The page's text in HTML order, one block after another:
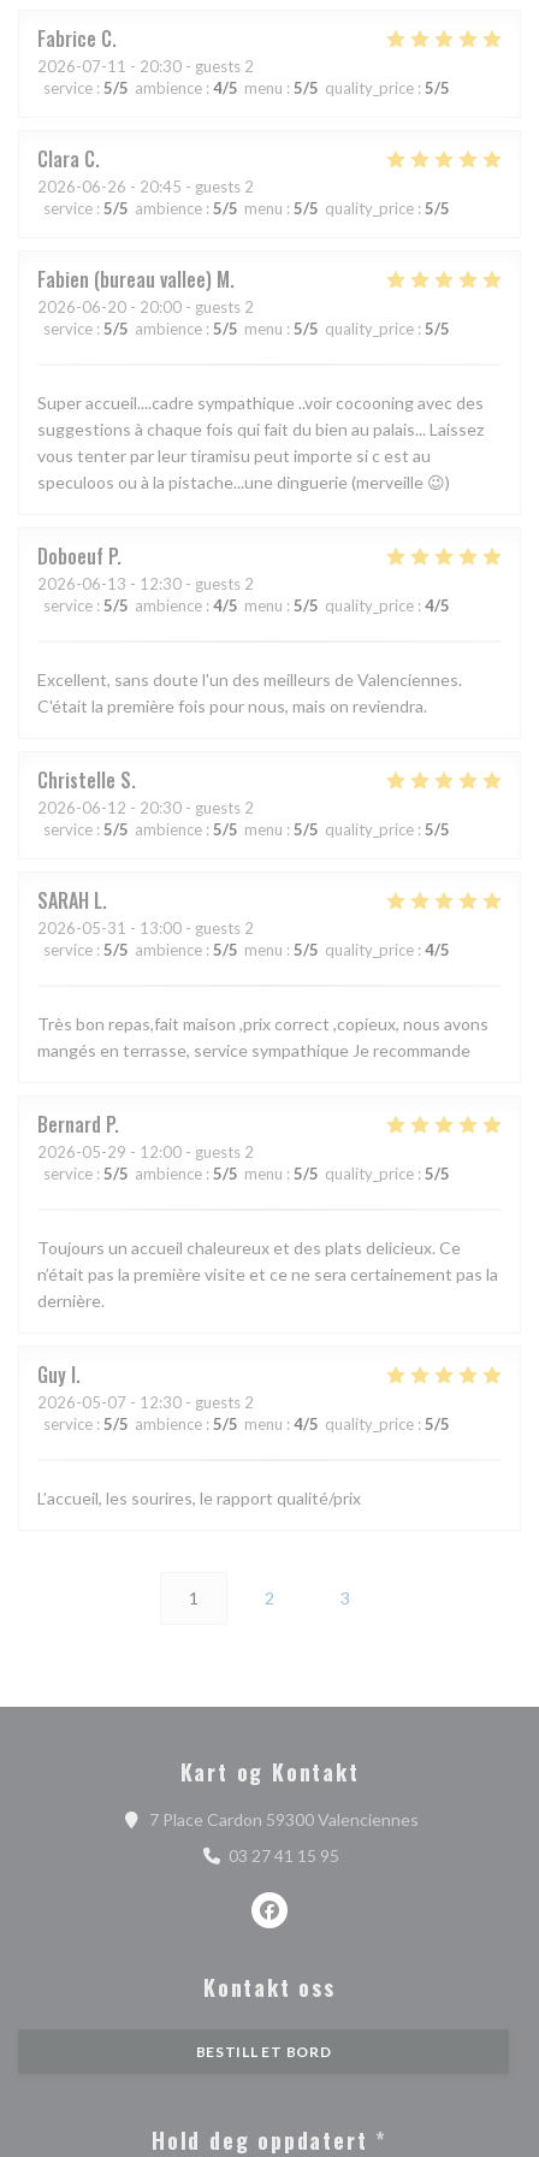
Fabrice C
2026-07-11 - 20:30 - guests 2
service : 5/5 ambience : 4/5 menu : 5/5 quality_price : 5/5
Clara C
2026-06-26 - 20:45 - guests 2
service : 5/5 ambience : 5/5 menu : 5/5 quality_price : 5/5
Fabien (bureau vallee) M
2026-06-20 - 20:00 - guests 2
service : 5/5 ambience : 5/5 menu : 5/5 quality_price : 5/5
Super accueil....cadre sympathique ..voir cocooning avec des
suggestions à chaque fois qui fait du bien au palais... Laissez
vous tenter par leur tiramisu peut importe si c est au
speculoos ou à la pistache...une dinguerie (merveille 😉)
Doboeuf P
2026-06-13 - 12:30 - guests 2
service : 5/5 ambience : 4/5 menu : 5/5 quality_price : 4/5
Excellent, sans doute l'un des meilleurs de Valenciennes.
C'était la première fois pour nous, mais on reviendra.
Christelle S
2026-06-12 - 20:30 - guests 2
service : 5/5 ambience : 5/5 menu : 5/5 quality_price : 5/5
SARAH L
2026-05-31 - 13:00 - guests 2
service : 5/5 ambience : 5/5 menu : 5/5 quality_price : 4/5
Très bon repas,fait maison ,prix correct ,copieux, nous avons
mangés en terrasse, service sympathique Je recommande
Bernard P
2026-05-29 - 12:00 - guests 2
service : 5/5 ambience : 5/5 menu : 5/5 quality_price : 5/5
Toujours un accueil chaleureux et des plats delicieux. Ce
n’était pas la première visite et ce ne sera certainement pas la
dernière.
Guy I
2026-05-07 - 12:30 - guests 2
service : 5/5 ambience : 5/5 menu : 4/5 quality_price : 5/5
L’accueil, les sourires, le rapport qualité/prix
1 2 3
Kart og Kontakt
7 Place Cardon 59300 Valenciennes((åpner i et nytt
03 27 41 15 95
Facebook ((åpner i et nytt
Kontakt oss
BESTILL ET BORD
Hold deg oppdatert *